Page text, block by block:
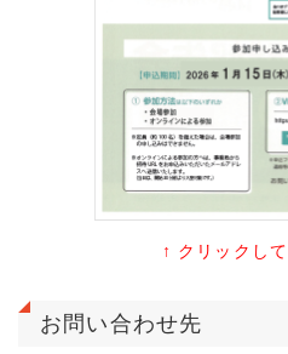
↑ クリックし
お問い合わせ先